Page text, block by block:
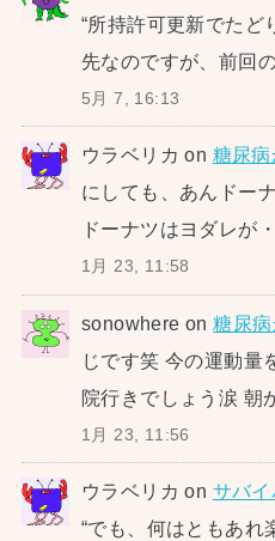
“所持許可更新でたど
先なのですが、前回
5月 7, 16:13
ウラベリカ on 糖尿
にしても、あんドー
ドーナツはヨダレが
1月 23, 11:58
sonowhere on糖尿
じです笑 今の運動量
院行きでしょう涙 朝
1月 23, 11:56
ウラベリカ on サバ
“でも、何はともあれ